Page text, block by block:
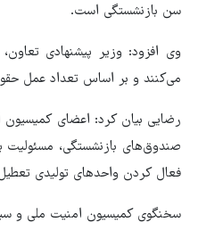
سن بازنشستگی است.
وی افزود: وزیر پیشنهادی
می‌کنند و بر اساس تعداد عمل حقوق
رضایی بیان کرد: اعضای
صندوق‌های بازنشستگی، مسئولیت
فعال کردن واحدهای تولیدی
سخنگوی کمیسیون امنیت ملی و